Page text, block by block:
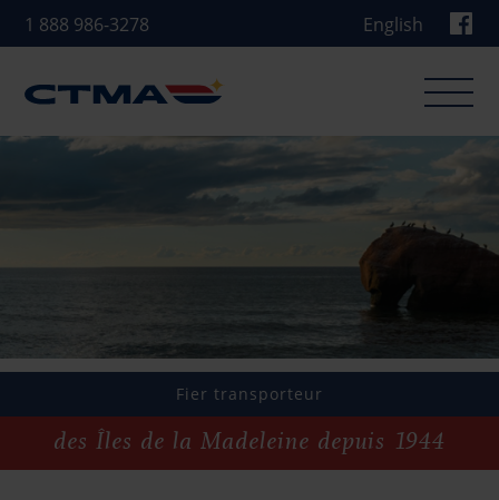
1 888 986-3278 English
À propos
Qui nous sommes
Fier transporteur
des Îles de la Madeleine depuis 1944